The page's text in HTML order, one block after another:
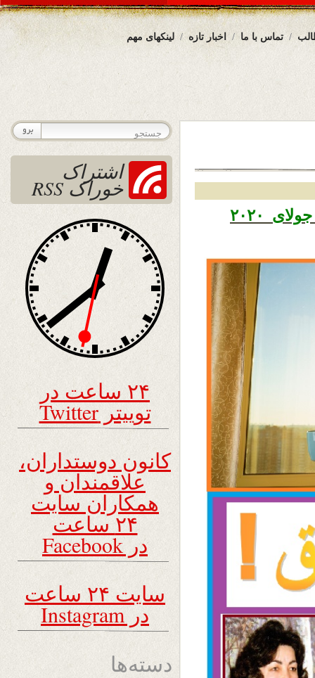
لینکهای مهم اخبار تازه تماس با ما
تاریخ نشر شنبه ۲۱ سرطان ۱۳۹۹ – ۱۱ جولای ۲۰۲۰
اشتراک
خوراک RSS
۲۴ ساعت در
توییتر Twitter
کانون دوستداران،
علاقمندان و
همکاران سایت
۲۴ ساعت
در Facebook
سایت ۲۴ ساعت
در Instagram
دسته‌ها